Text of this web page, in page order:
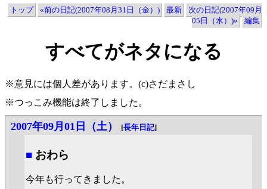
トップ «前の日記(2007年08月31日（金）) 最新
次の日記(2007年09月
05日（水）)»
編集
すべてがネタになる
※意見には個人差があります。(c)さだまさし
※つっこみ機能は終了しました。
2007年09月01日（土） [長年日記]
■ おわら
今年も行ってきました。